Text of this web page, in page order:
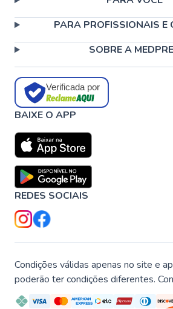
PARA PROFISSIONAIS E
SOBRE A
Verificada por
BAIXE O APP
REDES SOCIAIS
Condições válidas apenas no site e
poderão ter condições diferentes.